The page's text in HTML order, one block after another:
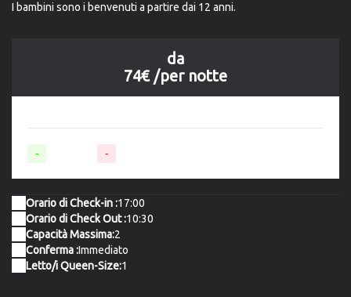
I bambini sono i benvenuti a partire dai 12 anni.
da
74€/per notte
- -
Orario di Check-in :17:00
Orario di Check Out :10:30
Capacità Massima:2
Conferma :Immediato
Letto/i Queen-Size:1